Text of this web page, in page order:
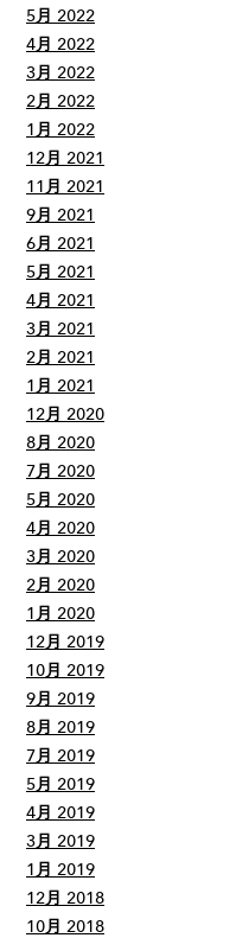
5月 2022
4月 2022
3月 2022
2月 2022
1月 2022
12月 2021
11月 2021
9月 2021
6月 2021
5月 2021
4月 2021
3月 2021
2月 2021
1月 2021
12月 2020
8月 2020
7月 2020
5月 2020
4月 2020
3月 2020
2月 2020
1月 2020
12月 2019
10月 2019
9月 2019
8月 2019
7月 2019
5月 2019
4月 2019
3月 2019
1月 2019
12月 2018
10月 2018